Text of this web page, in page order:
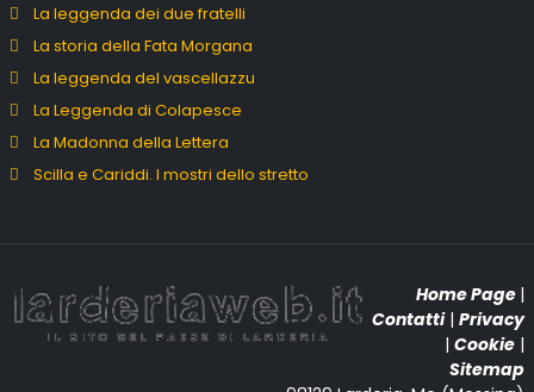
La leggenda dei due fratelli
La storia della Fata Morgana
La leggenda del vascellazzu
La Leggenda di Colapesce
La Madonna della Lettera
Scilla e Cariddi. I mostri dello stretto
Home Page |
Contatti| Privacy
| Cookie |
Sitemap